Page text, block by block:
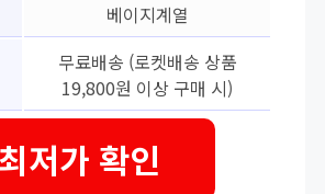
베이지계열
무료배송 (로켓배송 상품
19,800원 이상 구매 시)
최저가 확인